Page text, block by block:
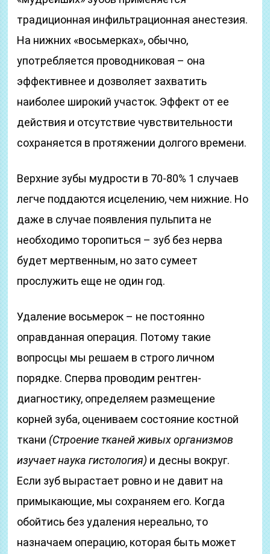
традиционная инфильтрационная анестезия.
На нижних «восьмерках», обычно,
употребляется проводниковая – она
эффективнее и дозволяет захватить
наиболее широкий участок. Эффект от ее
действия и отсутствие чувствительности
сохраняется в протяжении долгого времени.
Верхние зубы мудрости в 70-80% 1 случаев
легче поддаются исцелению, чем нижние. Но
даже в случае появления пульпита не
необходимо торопиться – зуб без нерва
будет мертвенным, но зато сумеет
прослужить еще не один год.
Удаление восьмерок – не постоянно
оправданная операция. Потому такие
вопросцы мы решаем в строго личном
порядке. Сперва проводим рентген-
диагностику, определяем размещение
корней зуба, оцениваем состояние костной
ткани (Строение тканей живых организмов
изучает наука гистология) и десны вокруг.
Если зуб вырастает ровно и не давит на
примыкающие, мы сохраняем его. Когда
обойтись без удаления нереально, то
назначаем операцию, которая быть может